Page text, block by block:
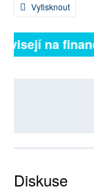
Vytisknout
na
Diskuse